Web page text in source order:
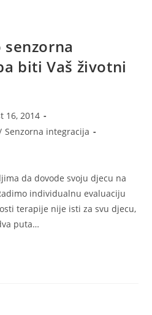
senzorna
biti Vaš životni
16, 2014
Senzorna integracija
da dovode svoju djecu na
individualnu evaluaciju
terapije nije isti za svu djecu,
puta…